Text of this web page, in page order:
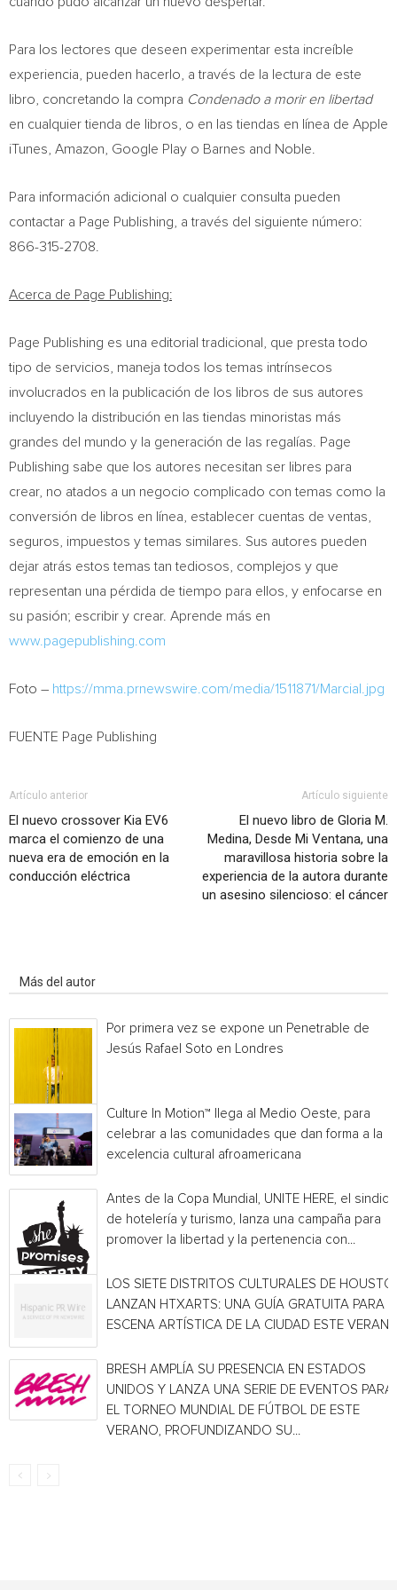
Para los lectores que deseen experimentar esta increíble
experiencia, pueden hacerlo, a través de la lectura de este
libro, concretando la compra Condenado a morir en libertad
en cualquier tienda de libros, o en las tiendas en línea de Apple
iTunes, Amazon, Google Play o Barnes and Noble.
Para información adicional o cualquier consulta pueden
contactar a Page Publishing, a través del siguiente número:
866-315-2708.
Acerca de Page Publishing:
Page Publishing es una editorial tradicional, que presta todo
tipo de servicios, maneja todos los temas intrínsecos
involucrados en la publicación de los libros de sus autores
incluyendo la distribución en las tiendas minoristas más
grandes del mundo y la generación de las regalías. Page
Publishing sabe que los autores necesitan ser libres para
crear, no atados a un negocio complicado con temas como la
conversión de libros en línea, establecer cuentas de ventas,
seguros, impuestos y temas similares. Sus autores pueden
dejar atrás estos temas tan tediosos, complejos y que
representan una pérdida de tiempo para ellos, y enfocarse en
su pasión; escribir y crear. Aprende más en
www.pagepublishing.com
Foto – https://mma.prnewswire.com/media/1511871/Marcial.jpg
FUENTE Page Publishing
Artículo anterior
El nuevo crossover Kia EV6
marca el comienzo de una
nueva era de emoción en la
conducción eléctrica
Artículo siguiente
El nuevo libro de Gloria M.
Medina, Desde Mi Ventana, una
maravillosa historia sobre la
experiencia de la autora durante
un asesino silencioso: el cáncer
Más del autor
Por primera vez se expone un Penetrable de
Jesús Rafael Soto en Londres
Culture In Motion™ llega al Medio Oeste, para
celebrar a las comunidades que dan forma a la
excelencia cultural afroamericana
Antes de la Copa Mundial, UNITE HERE, el
de hotelería y turismo, lanza una campaña para
promover la libertad y la pertenencia con...
LOS SIETE DISTRITOS CULTURALES DE
LANZAN HTXARTS: UNA GUÍA GRATUITA PARA
ESCENA ARTÍSTICA DE LA CIUDAD ESTE
BRESH AMPLÍA SU PRESENCIA EN ESTADOS
UNIDOS Y LANZA UNA SERIE DE EVENTOS PARA
EL TORNEO MUNDIAL DE FÚTBOL DE ESTE
VERANO, PROFUNDIZANDO SU...